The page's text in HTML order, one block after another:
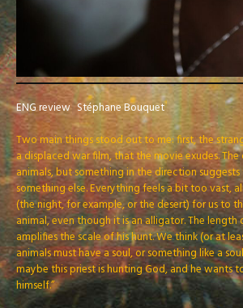
ENG review Stéphane Bouquet
Two main things stood out to me: first, the
a displaced war film, that the movie exudes.
animals, but something in the direction suggests
something else. Everything feels a bit too vast,
(the night, for example, or the desert) for us to
animal, even though it is an alligator. The length
amplifies the scale of his hunt. We think (or at
animals must have a soul, or something like a
maybe this priest is hunting God, and he wants
himself.”